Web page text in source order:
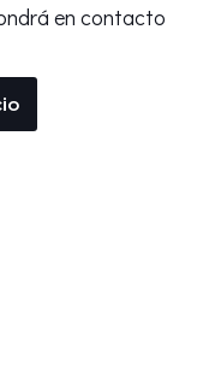
en contacto